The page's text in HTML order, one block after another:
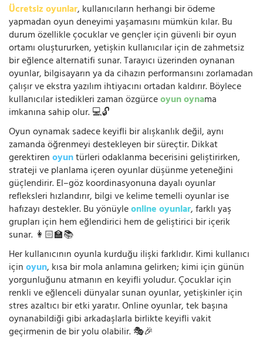
Ücretsiz oyunlar, kullanıcıların herhangi bir ödeme
yapmadan oyun deneyimi yaşamasını mümkün kılar. Bu
durum özellikle çocuklar ve gençler için güvenli bir oyun
ortamı oluştururken, yetişkin kullanıcılar için de zahmetsiz
bir eğlence alternatifi sunar. Tarayıcı üzerinden oynanan
oyunlar, bilgisayarın ya da cihazın performansını zorlamadan
çalışır ve ekstra yazılım ihtiyacını ortadan kaldırır. Böylece
kullanıcılar istedikleri zaman özgürceoyun oynama
imkanına sahip olur. 💻🔓
Oyun oynamak sadece keyifli bir alışkanlık değil, aynı
zamanda öğrenmeyi destekleyen bir süreçtir. Dikkat
gerektirenoyuntürleri odaklanma becerisini geliştirirken,
strateji ve planlama içeren oyunlar düşünme yeteneğini
güçlendirir. El–göz koordinasyonuna dayalı oyunlar
refleksleri hızlandırır, bilgi ve kelime temelli oyunlar ise
hafızayı destekler. Bu yönüyleonline oyunlar, farklı yaş
grupları için hem eğlendirici hem de geliştirici bir içerik
sunar. 👩🏻‍🏫📚
Her kullanıcının oyunla kurduğu ilişki farklıdır. Kimi kullanıcı
içinoyun, kısa bir mola anlamına gelirken; kimi için günün
yorgunluğunu atmanın en keyifli yoludur. Çocuklar için
renkli ve eğlenceli dünyalar sunan oyunlar, yetişkinler için
stres azaltıcı bir etki yaratır. Online oyunlar, tek başına
oynanabildiği gibi arkadaşlarla birlikte keyifli vakit
geçirmenin de bir yolu olabilir. 🎭🎉